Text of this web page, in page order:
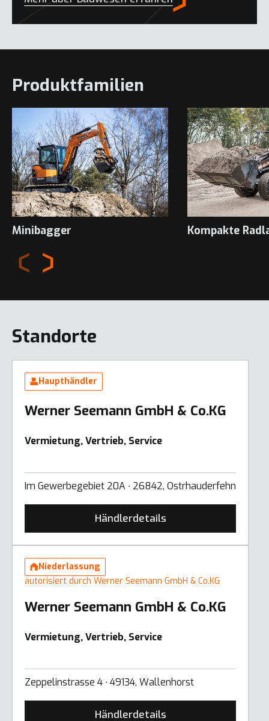
Produktfamilien
Minibagger Kompakte
Standorte
Haupthändler
Werner Seemann GmbH & Co.KG
Vermietung, Vertrieb, Service
Im Gewerbegebiet 20A ∙ 26842, Ostrhauderfehn
Händlerdetails
Niederlassung
autorisiert durch Werner Seemann GmbH & Co.KG
Werner Seemann GmbH & Co.KG
Vermietung, Vertrieb, Service
Zeppelinstrasse 4 ∙ 49134, Wallenhorst
Händlerdetails